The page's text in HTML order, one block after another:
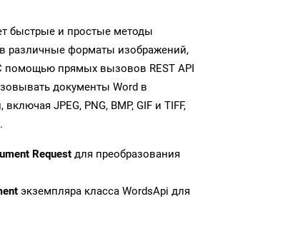
быстрые и простые методы
различные форматы изображений,
прямых вызовов REST API
документы Word в
JPEG, PNG, BMP, GIF и TIFF,
Request для преобразования
экземпляра класса WordsApi для